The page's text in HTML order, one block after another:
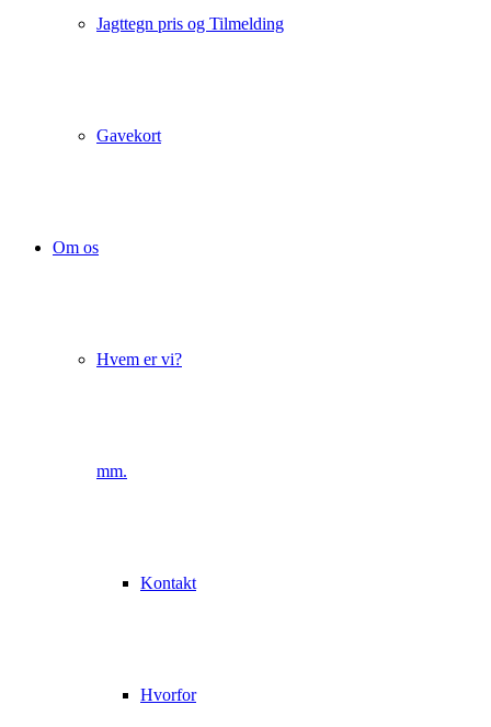
Jagttegn pris og Tilmelding
Gavekort
Om os
Hvem er vi?
mm.
Kontakt
Hvorfor